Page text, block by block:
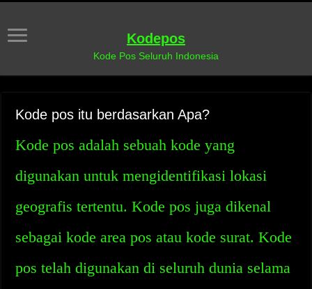
Kodepos
Kode Pos Seluruh Indonesia
Kode pos itu berdasarkan Apa?
Kode pos adalah sebuah kode yang
digunakan untuk mengidentifikasi lokasi
geografis tertentu. Kode pos juga dikenal
sebagai kode area pos atau kode surat. Kode
pos telah digunakan di seluruh dunia selama